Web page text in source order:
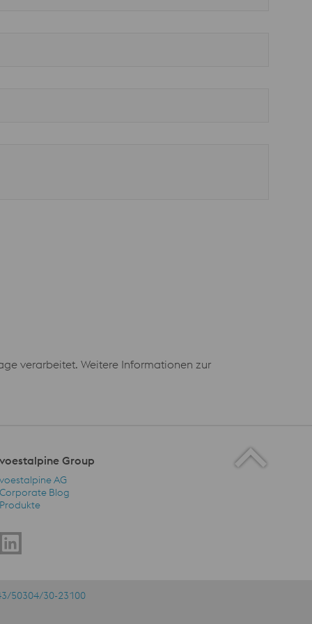
verarbeitet. Weitere Informationen zur
voestalpine Group
voestalpine Group Navigation
voestalpine AG
Corporate Blog
Produkte
50304/30-23100